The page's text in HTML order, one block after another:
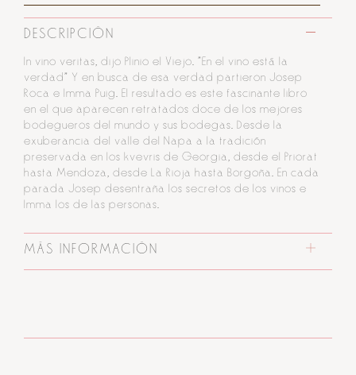
DESCRIPCIÓN
In vino veritas, dijo Plinio el Viejo. "En el vino está la
verdad" Y en busca de esa verdad partieron Josep
Roca e Imma Puig. El resultado es este fascinante libro
en el que aparecen retratados doce de los mejores
bodegueros del mundo y sus bodegas. Desde la
exuberancia del valle del Napa a la tradición
preservada en los kvevris de Georgia, desde el Priorat
hasta Mendoza, desde La Rioja hasta Borgoña. En cada
parada Josep desentraña los secretos de los vinos e
Imma los de las personas.
MÁS INFORMACIÓN